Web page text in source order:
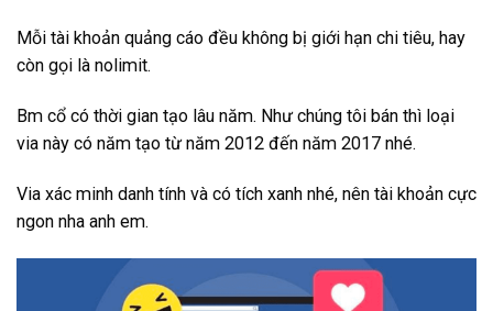
Mỗi tài khoản quảng cáo đều không bị giới hạn chi tiêu, hay
còn gọi là nolimit.
Bm cổ có thời gian tạo lâu năm. Như chúng tôi bán thì loại
via này có năm tạo từ năm 2012 đến năm 2017 nhé.
Via xác minh danh tính và có tích xanh nhé, nên tài khoản cực
ngon nha anh em.